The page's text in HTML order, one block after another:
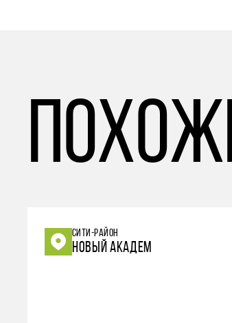
СИТИ-РАЙОН
НОВЫЙ АКАДЕМ